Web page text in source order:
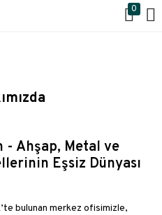
0
- Ahşap, Metal ve
Eşsiz Dünyası
bulunan merkez ofisimizle,